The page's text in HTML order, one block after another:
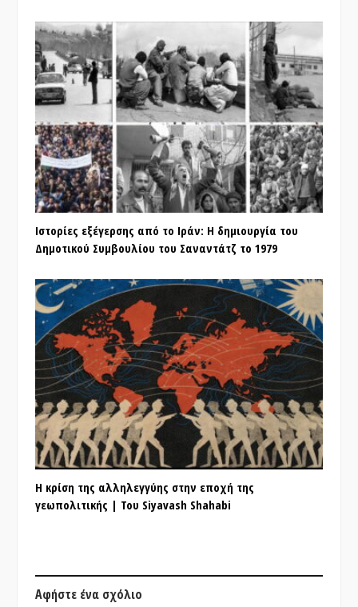
Ιστορίες εξέγερσης από το Ιράν: Η δημιουργία του
Δημοτικού Συμβουλίου του Σαναντάτζ το 1979
Η κρίση της αλληλεγγύης στην εποχή της
γεωπολιτικής | Του Siyavash Shahabi
Αφήστε ένα σχόλιο